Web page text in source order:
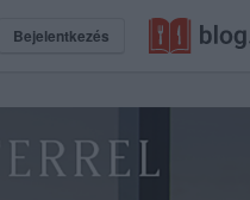
Bejelentkezés